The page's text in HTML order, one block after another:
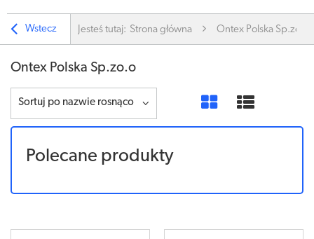
Wstecz Jesteś tutaj: Strona główna Ontex Polska Sp.zo.o
Ontex Polska Sp.zo.o
Sortuj po nazwie rosnąco
Polecane produkty